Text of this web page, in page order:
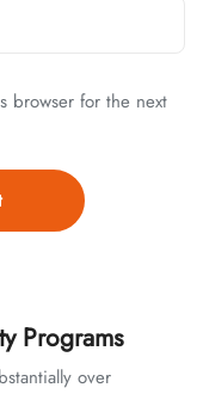
browser for the next
Programs
over